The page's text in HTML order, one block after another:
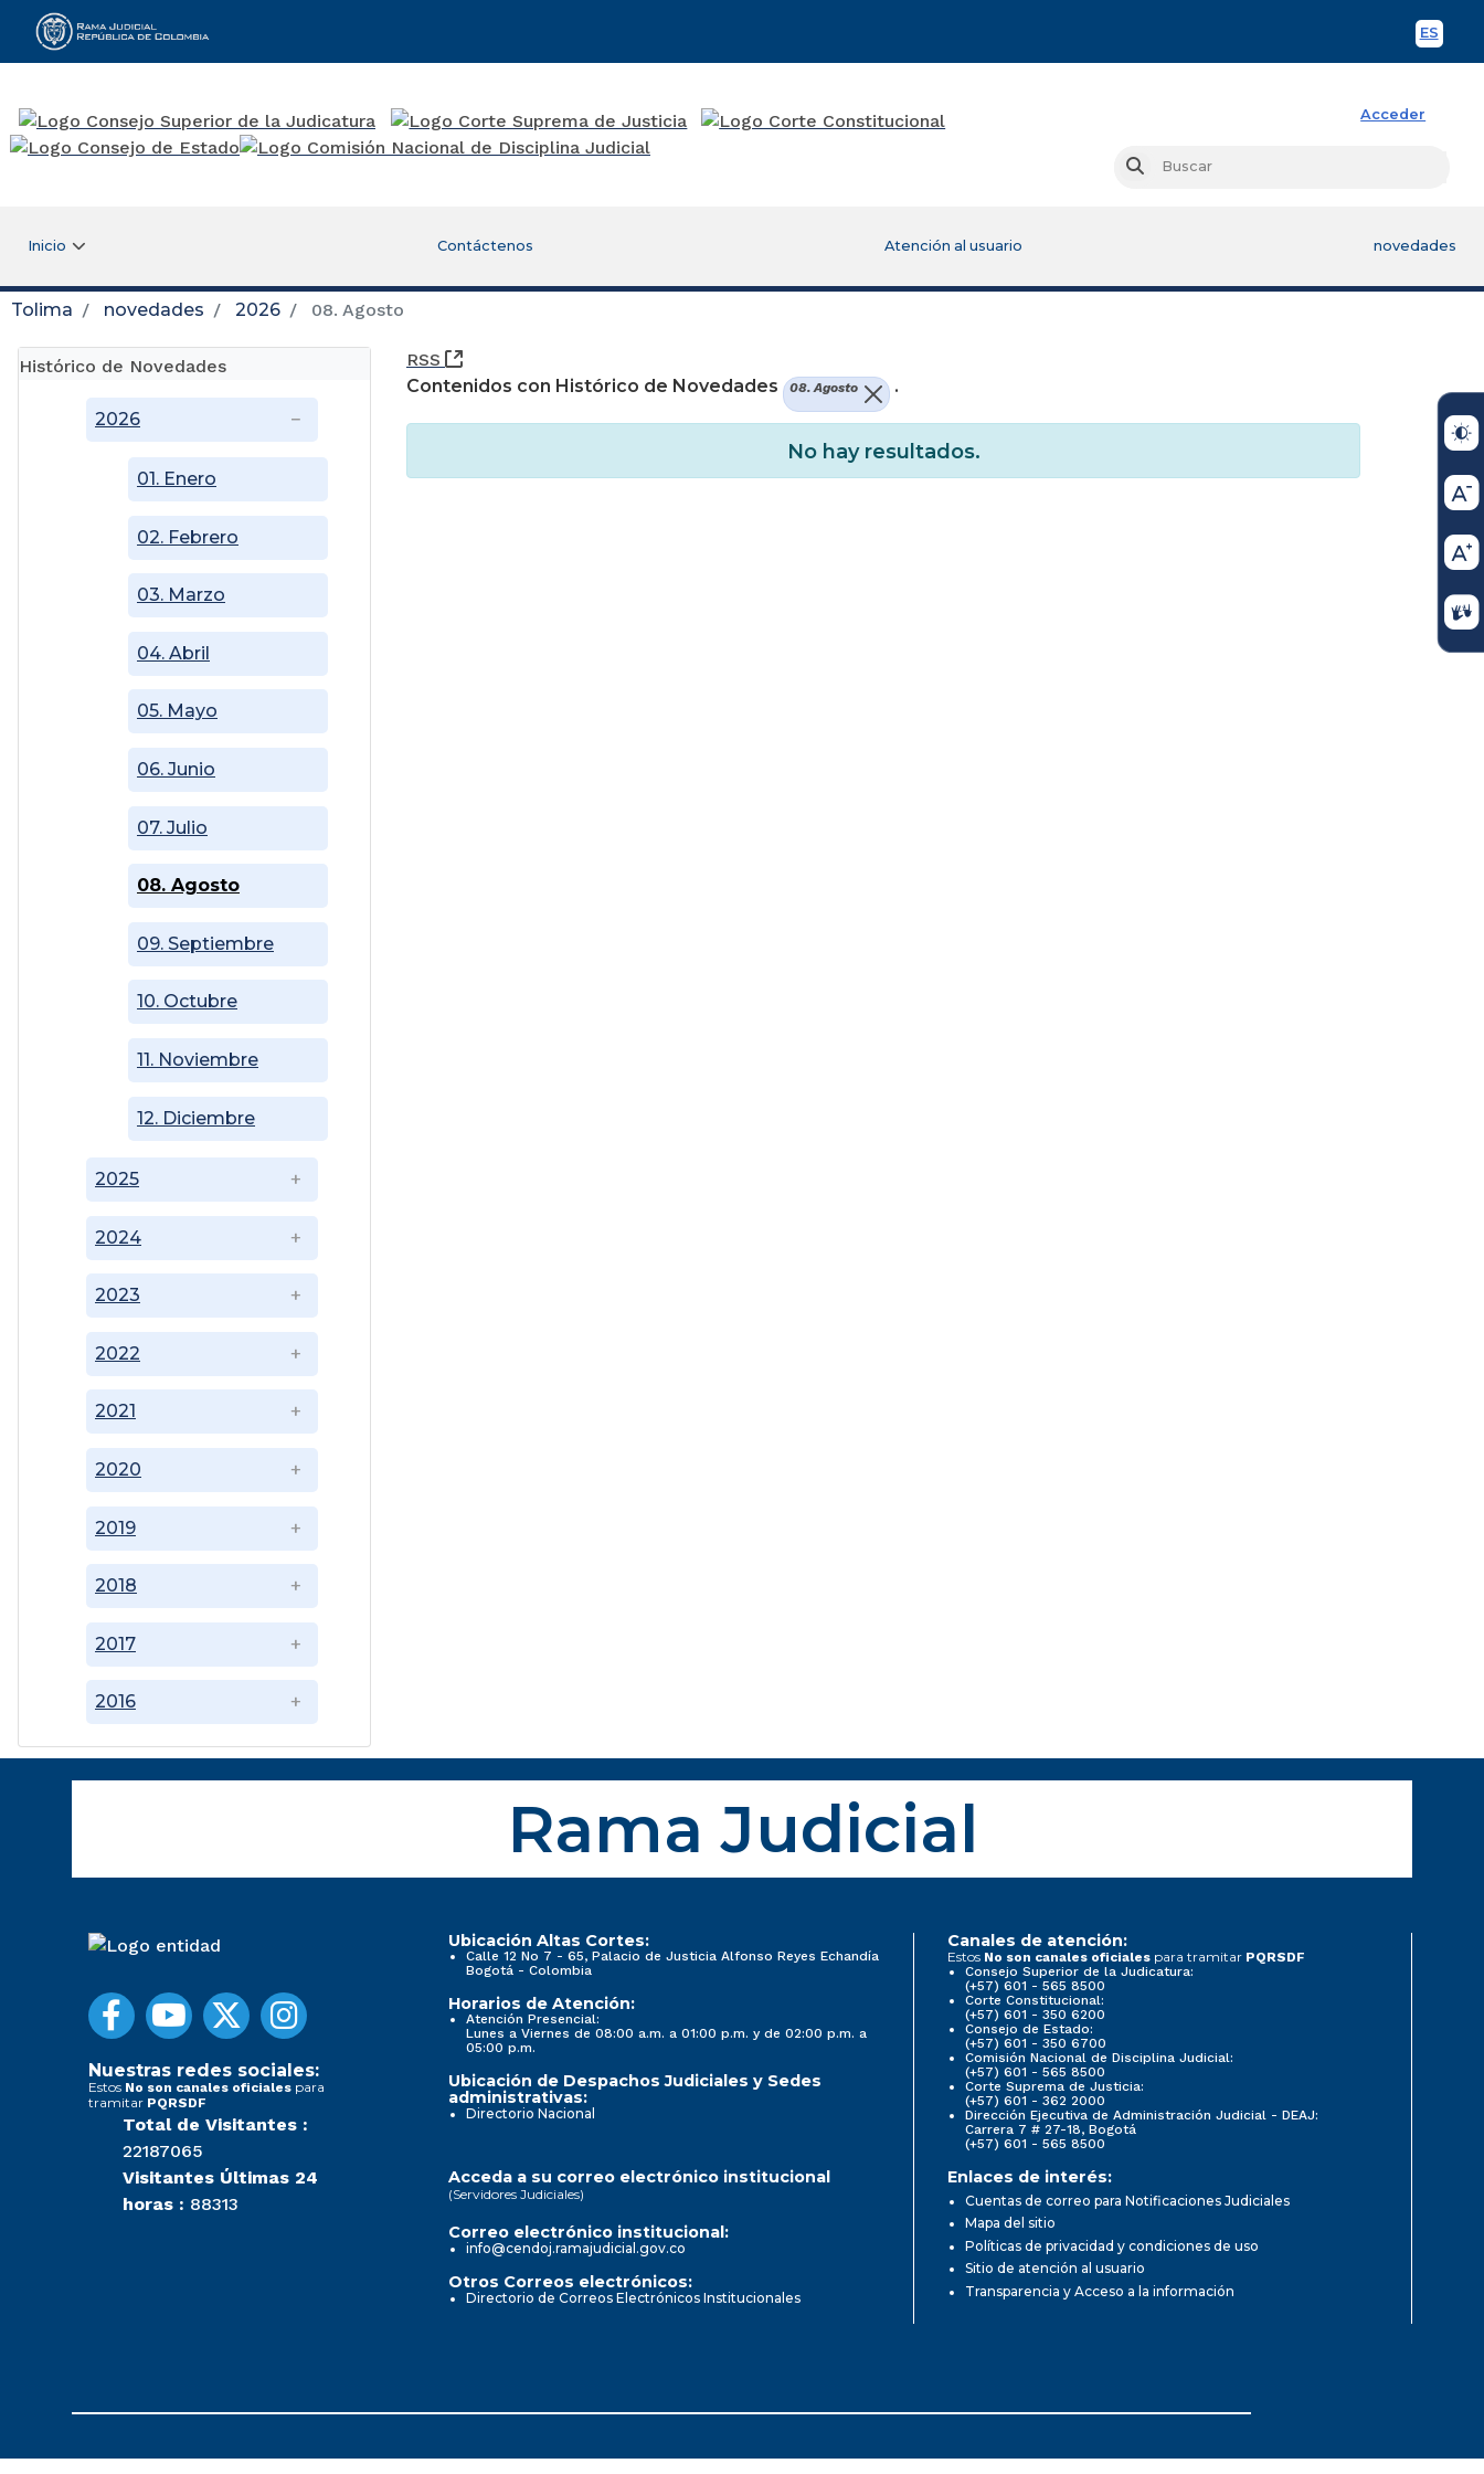
ES
Rama Judicial
Acceder
Buscar
Inicio Contáctenos Atención al usuario novedades
Tolima novedades 2026 08. Agosto
Histórico de Novedades
2016
2017
2018
2019
2020
2021
2022
2023
2024
2025
2026
01. Enero
02. Febrero
03. Marzo
04. Abril
05. Mayo
06. Junio
07. Julio
08. Agosto
09. Septiembre
10. Octubre
11. Noviembre
12. Diciembre
RSS
(Abre una nueva ventana)
Contenidos con Histórico de Novedades
08. Agosto .
No hay resultados.
Rama Judicial
Nuestras redes sociales:
Estos No son canales oficiales para
tramitar PQRSDF
Total de Visitantes :
22187065
Visitantes Últimas 24
horas : 88313
Ubicación Altas Cortes:
Calle 12 No 7 - 65, Palacio de Justicia Alfonso Reyes Echandía
Bogotá - Colombia
Horarios de Atención:
Atención Presencial:
Lunes a Viernes de 08:00 a.m. a 01:00 p.m. y de 02:00 p.m. a
05:00 p.m.
Ubicación de Despachos Judiciales y Sedes
administrativas:
Directorio Nacional
Canales de atención:
Estos No son canales oficiales para tramitar PQRSDF
Consejo Superior de la Judicatura:
(+57) 601 - 565 8500
Corte Constitucional:
(+57) 601 - 350 6200
Consejo de Estado:
(+57) 601 - 350 6700
Comisión Nacional de Disciplina Judicial:
(+57) 601 - 565 8500
Corte Suprema de Justicia:
(+57) 601 - 362 2000
Dirección Ejecutiva de Administración Judicial - DEAJ:
Carrera 7 # 27-18, Bogotá
(+57) 601 - 565 8500
Acceda a su correo electrónico institucional
(Servidores Judiciales)
Correo electrónico institucional:
info@cendoj.ramajudicial.gov.co
Otros Correos electrónicos:
Directorio de Correos Electrónicos Institucionales
Enlaces de interés:
Cuentas de correo para Notificaciones Judiciales
Mapa del sitio
Políticas de privacidad y condiciones de uso
Sitio de atención al usuario
Transparencia y Acceso a la información